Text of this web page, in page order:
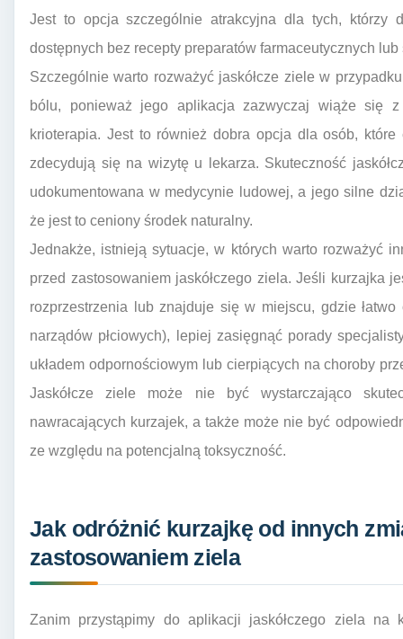
Jest to opcja szczególnie atrakcyjna dla tych, którzy
dostępnych bez recepty preparatów farmaceutycznych
Szczególnie warto rozważyć jaskółcze ziele w
bólu, ponieważ jego aplikacja zazwyczaj wiąże się z
krioterapia. Jest to również dobra opcja dla osób,
zdecydują się na wizytę u lekarza. Skuteczność
udokumentowana w medycynie ludowej, a jego silne
że jest to ceniony środek naturalny.
Jednakże, istnieją sytuacje, w których warto rozważyć
przed zastosowaniem jaskółczego ziela. Jeśli kurzajka
rozprzestrzenia lub znajduje się w miejscu, gdzie
narządów płciowych), lepiej zasięgnąć porady
układem odpornościowym lub cierpiących na choroby
Jaskółcze ziele może nie być wystarczająco
nawracających kurzajek, a także może nie być
ze względu na potencjalną toksyczność.
Jak odróżnić kurzajkę od innych
zastosowaniem ziela
Zanim przystąpimy do aplikacji jaskółczego ziela